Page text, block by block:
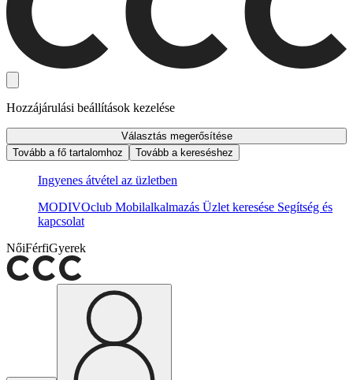
Hozzájárulási beállítások kezelése
Választás megerősítése
Tovább a fő tartalomhoz
Tovább a kereséshez
Ingyenes átvétel az üzletben
MODIVOclub Mobilalkalmazás Üzlet keresése Segítség és
kapcsolat
NőiFérfiGyerek